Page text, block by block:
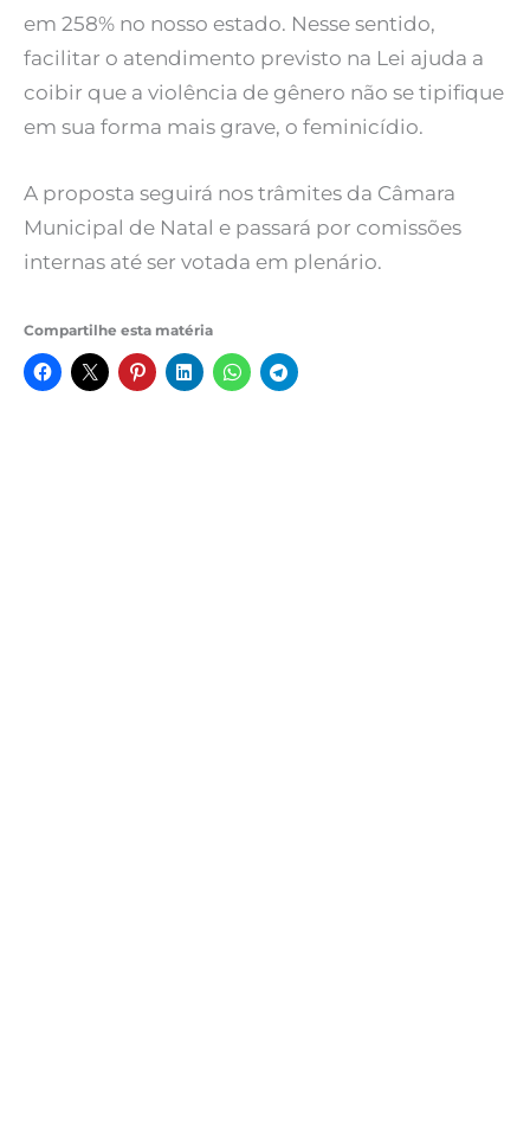
em 258% no nosso estado. Nesse sentido,
facilitar o atendimento previsto na Lei ajuda a
coibir que a violência de gênero não se tipifique
em sua forma mais grave, o feminicídio.
A proposta seguirá nos trâmites da Câmara
Municipal de Natal e passará por comissões
internas até ser votada em plenário.
Compartilhe esta matéria